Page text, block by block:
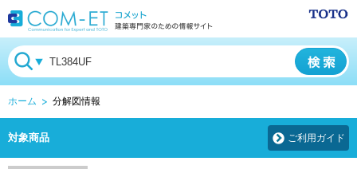
ホーム 分解図情報
対象商品 ご利用ガイド